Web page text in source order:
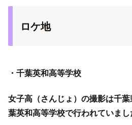
ロケ地
・千葉英和高等学校
女子高（さんじょ）の撮影は千
葉英和高等学校で行われていまし